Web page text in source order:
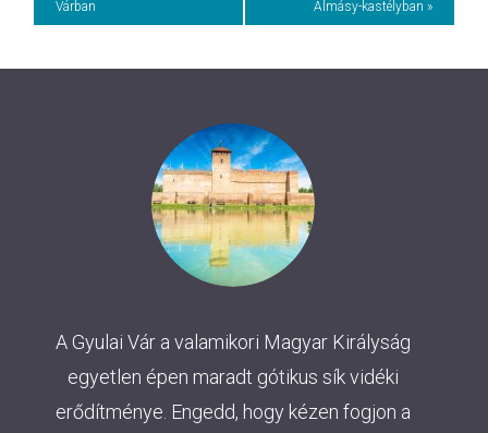
Navigation
Várban
Almásy-kastélyban »
A Gyulai Vár a valamikori Magyar Királyság
egyetlen épen maradt gótikus sík vidéki
erődítménye. Engedd, hogy kézen fogjon a